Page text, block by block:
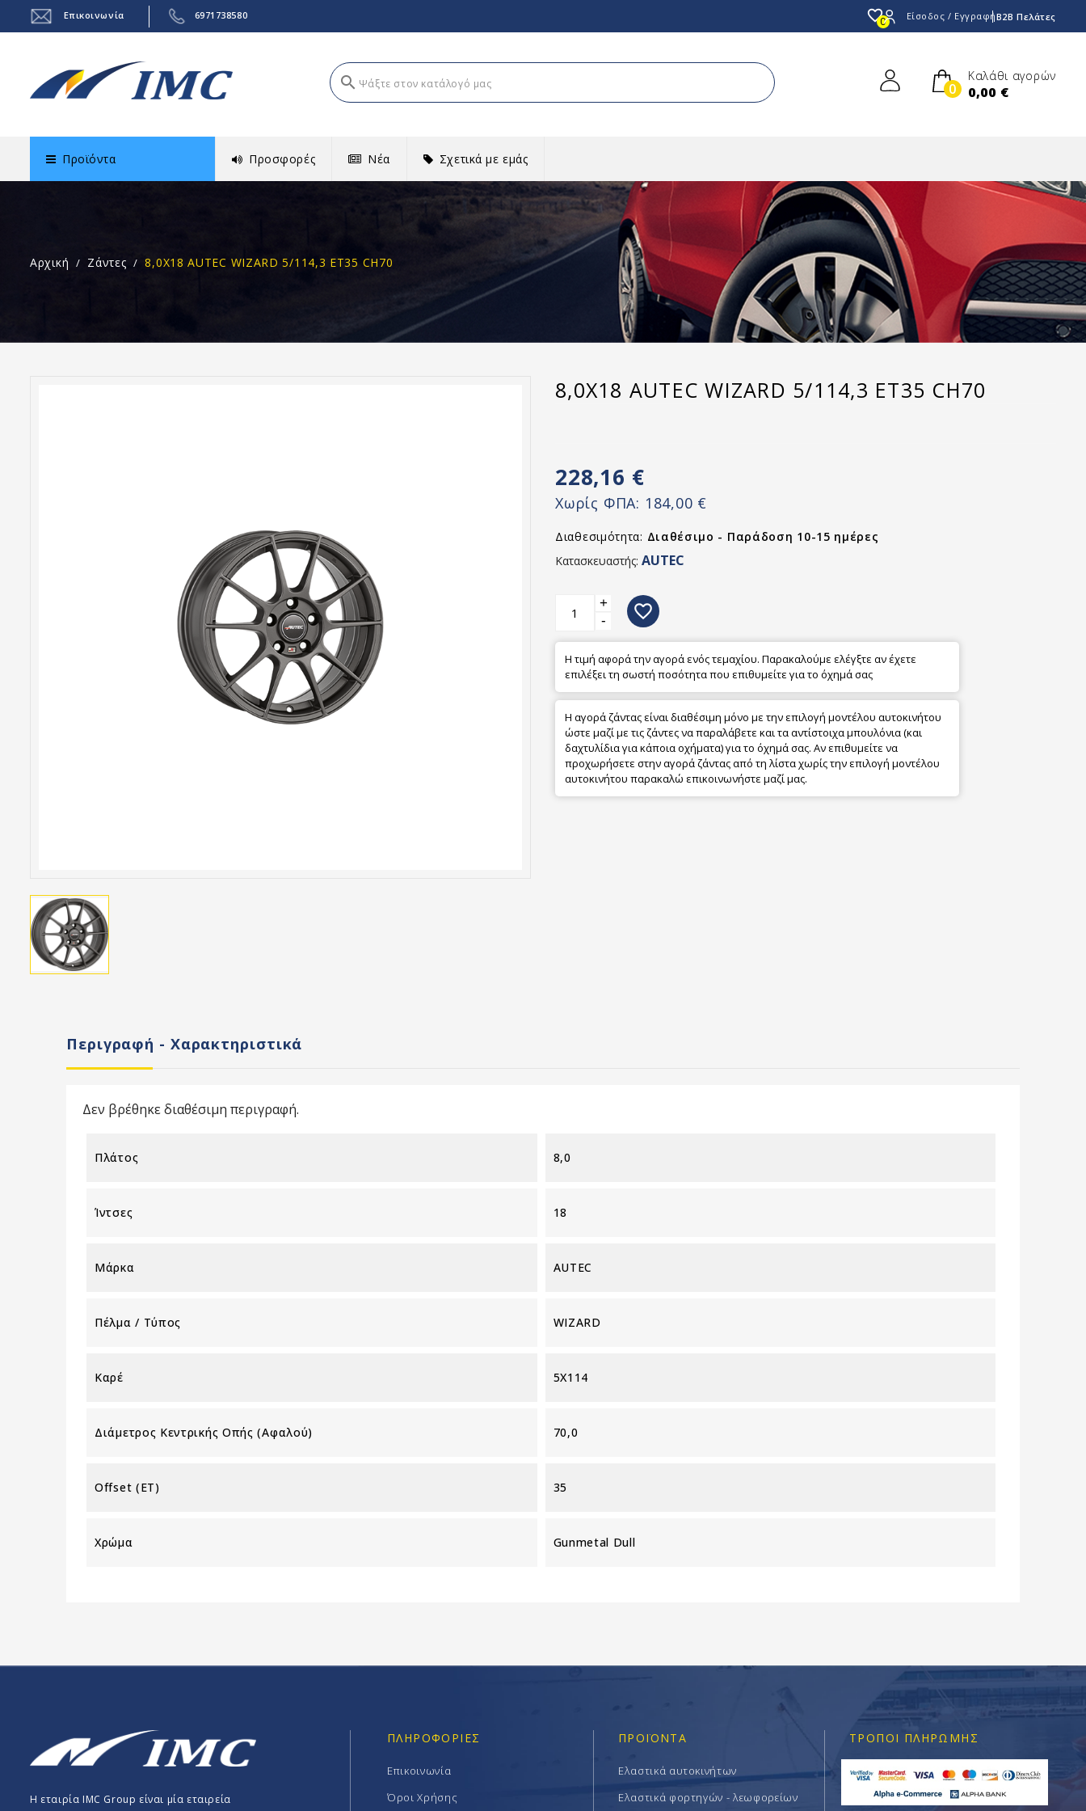
Επικοινωνία 6971738580 favorite_border0 Είσοδος / ΕγγραφήB2B Πελάτες
search 0
Καλάθι αγορών
0,00 €
Προϊόντα Προσφορές Νέα Σχετικά με εμάς
Αρχική Ζάντες 8,0X18 AUTEC WIZARD 5/114,3 ET35 CH70
8,0X18 AUTEC WIZARD 5/114,3 ET35 CH70
228,16 €
Χωρίς ΦΠΑ: 184,00 €
Διαθεσιμότητα: Διαθέσιμο - Παράδοση 10-15 ημέρες
Κατασκευαστής: AUTEC
+
-
favorite_border
Η τιμή αφορά την αγορά ενός τεμαχίου. Παρακαλούμε ελέγξτε αν έχετε
επιλέξει τη σωστή ποσότητα που επιθυμείτε για το όχημά σας
Η αγορά ζάντας είναι διαθέσιμη μόνο με την επιλογή μοντέλου αυτοκινήτου
ώστε μαζί με τις ζάντες να παραλάβετε και τα αντίστοιχα μπουλόνια (και
δαχτυλίδια για κάποια οχήματα) για το όχημά σας. Αν επιθυμείτε να
προχωρήσετε στην αγορά ζάντας από τη λίστα χωρίς την επιλογή μοντέλου
αυτοκινήτου παρακαλώ επικοινωνήστε μαζί μας.
Περιγραφή - Χαρακτηριστικά
Δεν βρέθηκε διαθέσιμη περιγραφή.
Πλάτος 8,0
Ίντσες 18
Μάρκα AUTEC
Πέλμα / Τύπος WIZARD
Καρέ 5X114
Διάμετρος Κεντρικής Οπής (αφαλού) 70,0
Offset (ET) 35
Χρώμα Gunmetal Dull
Η εταιρία IMC Group είναι μία εταιρεία
ΠΛΗΡΟΦΟΡΊΕΣ
Επικοινωνία
Όροι Χρήσης
ΠΡΟΪΟΝΤΑ
Ελαστικά αυτοκινήτων
Ελαστικά φορτηγών - λεωφορείων
ΤΡΌΠΟΙ ΠΛΗΡΩΜΉΣ